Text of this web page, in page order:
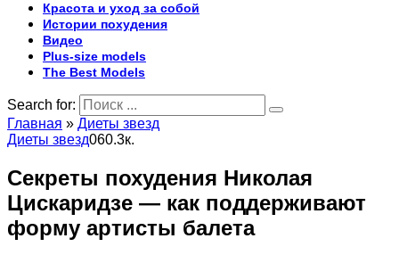
Красота и уход за собой
Истории похудения
Видео
Plus-size models
The Best Models
Search for:
Главная » Диеты звезд
Диеты звезд060.3к.
Секреты похудения Николая
Цискаридзе — как поддерживают
форму артисты балета